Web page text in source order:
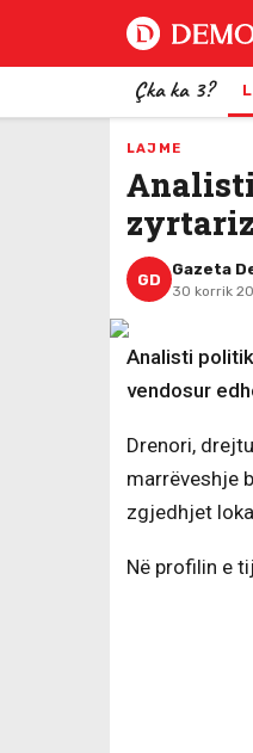
Çka ka 3?
LAJME
Analisti
GD
Gazeta
30 korrik
Analisti
vendosur
Drenori,
marrëveshje
zgjedhjet
Në profilin e